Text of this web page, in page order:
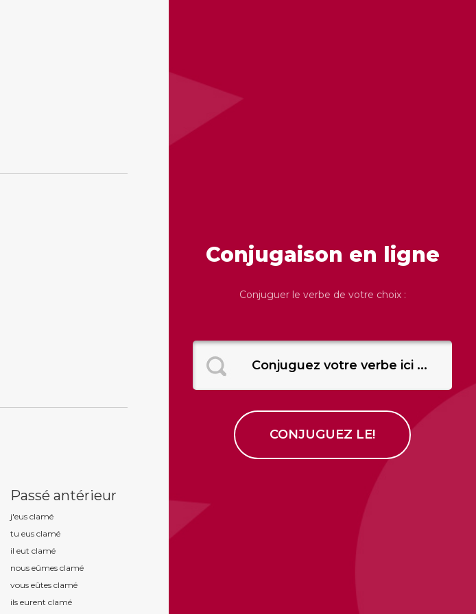
Passé antérieur
j'eus clamé
tu eus clamé
il eut clamé
nous eûmes clamé
vous eûtes clamé
ils eurent clamé
Conjugaison en ligne
Conjuguer le verbe de votre choix :